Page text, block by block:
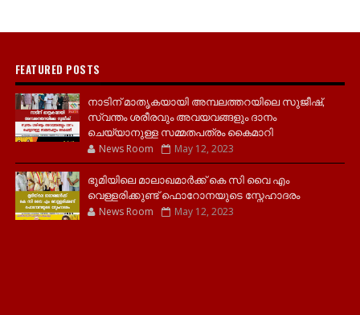
FEATURED POSTS
നാടിന് മാതൃകയായി അമ്പലത്തറയിലെ സുജീഷ്,
സ്വന്തം ശരീരവും അവയവങ്ങളും ദാനം
ചെയ്യാനുള്ള സമ്മതപത്രം കൈമാറി
News Room May 12, 2023
ഭൂമിയിലെ മാലാഖമാർക്ക് കെ സി വൈ എം
വെള്ളരിക്കുണ്ട് ഫൊറോനയുടെ സ്നേഹാദരം
News Room May 12, 2023